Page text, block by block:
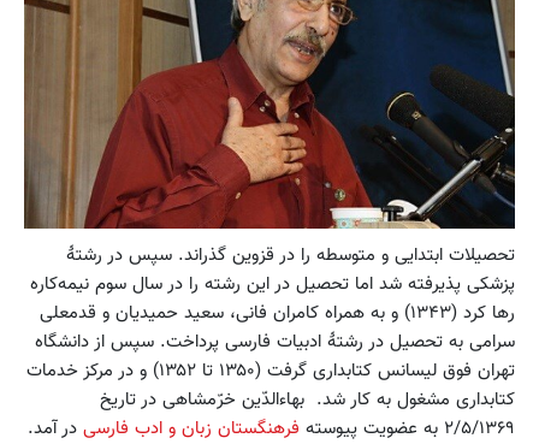
تحصیلات ابتدایی و متوسطه را در قزوین گذراند. سپس در رشتهٔ
پزشکی پذیرفته شد اما تحصیل در این رشته را در سال سوم نیمه‌کاره
رها کرد (۱۳۴۳) و به همراه کامران فانی، سعید حمیدیان و قدمعلی
سرامی به تحصیل در رشتهٔ ادبیات فارسی پرداخت. سپس از دانشگاه
تهران فوق لیسانس کتابداری گرفت (۱۳۵۰ تا ۱۳۵۲) و در مرکز خدمات
کتابداری مشغول به کار شد. بهاءالدّین خرّمشاهی در تاریخ
۲/۵/۱۳۶۹ به عضویت پیوسته‌
فرهنگستان زبان و ادب فارسی در آمد.